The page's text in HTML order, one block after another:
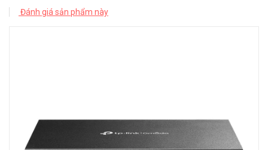
Đánh giá sản phẩm này